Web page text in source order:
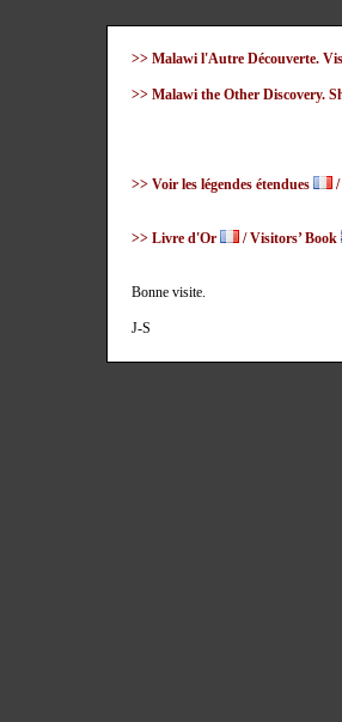
>> Malawi l'Autre Découverte.
>> Malawi the Other Discovery.
>> Voir les légendes étendues
>> Livre d'Or / Visitors’ Book
Bonne visite.
J-S